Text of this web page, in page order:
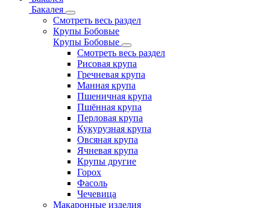
Бакалея
Смотреть весь раздел
Крупы Бобовые
Крупы Бобовые
Смотреть весь раздел
Рисовая крупа
Гречневая крупа
Манная крупа
Пшеничная крупа
Пшённая крупа
Перловая крупа
Кукурузная крупа
Овсяная крупа
Ячневая крупа
Крупы другие
Горох
Фасоль
Чечевица
Макаронные изделия